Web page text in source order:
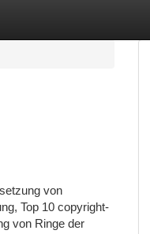
von
Top 10 copyright-
von Ringe der